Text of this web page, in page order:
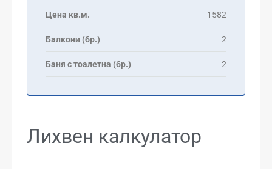
Цена кв.м. 1582
Балкони (бр.) 2
Баня с тоалетна (бр.) 2
Лихвен калкулатор